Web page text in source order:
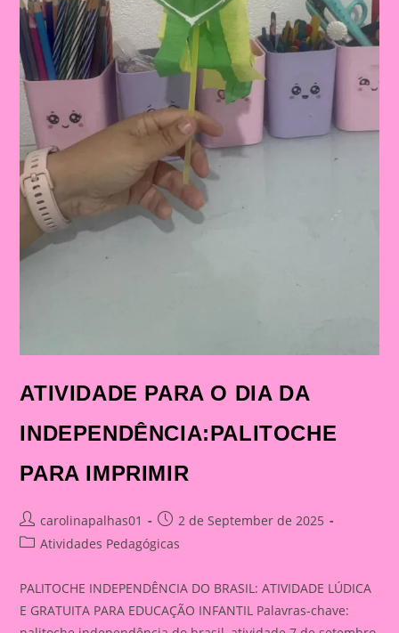
ATIVIDADE PARA O DIA DA
INDEPENDÊNCIA:PALITOCHE
PARA IMPRIMIR
Post
author:
carolinapalhas01
Post
published:
2 de September de 2025
PostAtividades Pedagógicas
PALITOCHE INDEPENDÊNCIA DO BRASIL: ATIVIDADE LÚDICA
E GRATUITA PARA EDUCAÇÃO INFANTIL Palavras-chave: